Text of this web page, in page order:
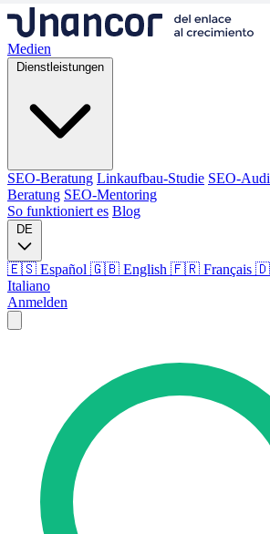
Medien
Dienstleistungen
SEO-Beratung Linkaufbau-Studie SEO-
Beratung SEO-Mentoring
So funktioniert es Blog
DE
🇪🇸 Español 🇬🇧 English 🇫🇷 Français
Italiano
Anmelden
SEO-Beratung
Beratung
SEO-Mentoring
So funktioniert es
Sprache